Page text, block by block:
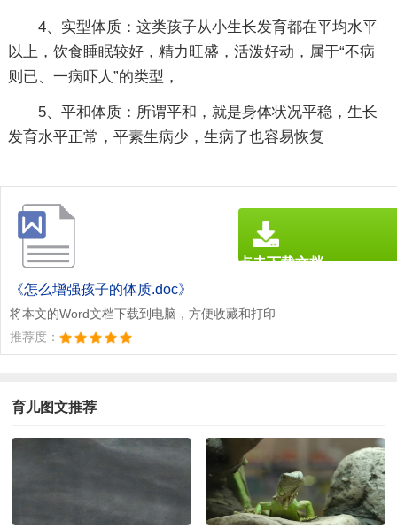
4、实型体质：这类孩子从小生长发育都在平均水平
以上，饮食睡眠较好，精力旺盛，活泼好动，属于“不病
则已、一病吓人”的类型，
5、平和体质：所谓平和，就是身体状况平稳，生长
发育水平正常，平素生病少，生病了也容易恢复
《怎么增强孩子的体质.doc》
将本文的Word文档下载到电脑，方便收藏和打印
推荐度：
点击下载文档
育儿图文推荐